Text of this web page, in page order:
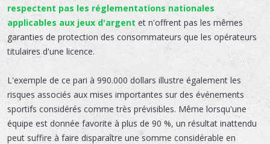
respectent pas les réglementations nationales
applicables aux jeux d'argent et n'offrent pas les mêmes
garanties de protection des consommateurs que les opérateurs
titulaires d'une licence.
L'exemple de ce pari à 990.000 dollars illustre également les
risques associés aux mises importantes sur des événements
sportifs considérés comme très prévisibles. Même lorsqu'une
équipe est donnée favorite à plus de 90 %, un résultat inattendu
peut suffire à faire disparaître une somme considérable en